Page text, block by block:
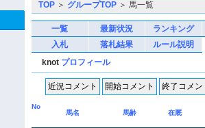
TOP ＞ グループTOP ＞ 馬一覧
一覧 最新状況
ランキング
入札
落札結果
ルール説明
knot プロフィール
No
馬名
馬齢 在厩